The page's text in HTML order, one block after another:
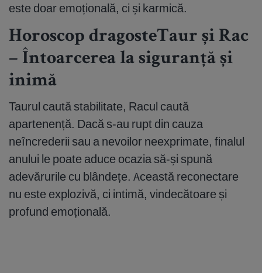
este doar emoțională, ci și karmică.
Horoscop dragosteTaur și Rac
– Întoarcerea la siguranță și
inimă
Taurul caută stabilitate, Racul caută
apartenență. Dacă s-au rupt din cauza
neîncrederii sau a nevoilor neexprimate, finalul
anului le poate aduce ocazia să-și spună
adevărurile cu blândețe. Această reconectare
nu este explozivă, ci intimă, vindecătoare și
profund emoțională.